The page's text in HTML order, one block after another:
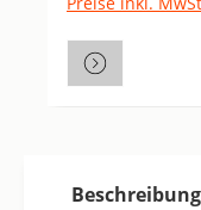
Beschreibung